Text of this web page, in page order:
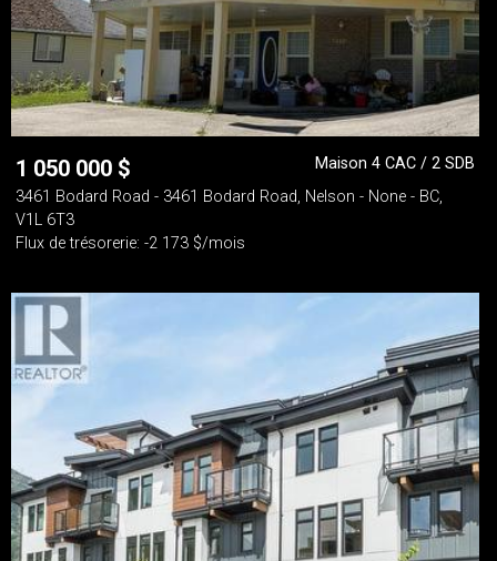
1 050 000 $
Maison 4 CAC / 2 SDB
3461 Bodard Road - 3461 Bodard Road, Nelson - None - BC,
V1L 6T3
Flux de trésorerie: -2 173 $/mois